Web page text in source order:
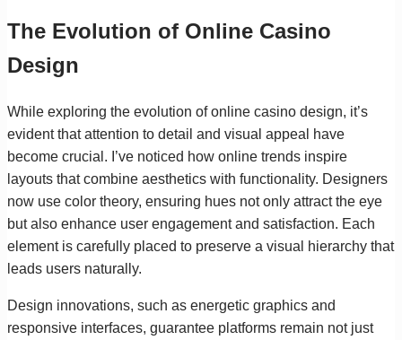
The Evolution of Online Casino
Design
While exploring the evolution of online casino design, it’s
evident that attention to detail and visual appeal have
become crucial. I’ve noticed how online trends inspire
layouts that combine aesthetics with functionality. Designers
now use color theory, ensuring hues not only attract the eye
but also enhance user engagement and satisfaction. Each
element is carefully placed to preserve a visual hierarchy that
leads users naturally.
Design innovations, such as energetic graphics and
responsive interfaces, guarantee platforms remain not just